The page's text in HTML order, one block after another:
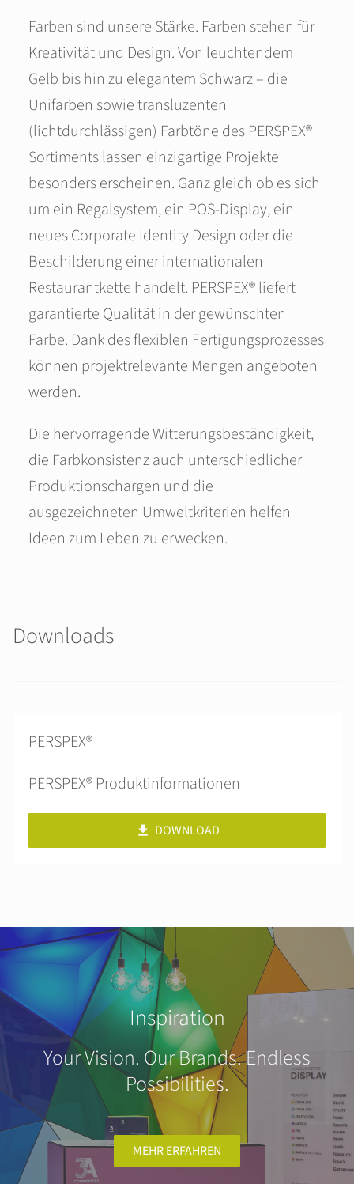
Farben sind unsere Stärke. Farben stehen für
Kreativität und Design. Von leuchtendem
Gelb bis hin zu elegantem Schwarz – die
Unifarben sowie transluzenten
(lichtdurchlässigen) Farbtöne des PERSPEX®
Sortiments lassen einzigartige Projekte
besonders erscheinen. Ganz gleich ob es sich
um ein Regalsystem, ein POS-Display, ein
neues Corporate Identity Design oder die
Beschilderung einer internationalen
Restaurantkette handelt. PERSPEX® liefert
garantierte Qualität in der gewünschten
Farbe. Dank des flexiblen Fertigungsprozesses
können projektrelevante Mengen angeboten
werden.
Die hervorragende Witterungsbeständigkeit,
die Farbkonsistenz auch unterschiedlicher
Produktionschargen und die
ausgezeichneten Umweltkriterien helfen
Ideen zum Leben zu erwecken.
Downloads
PERSPEX®
PERSPEX® Produktinformationen
DOWNLOAD
Inspiration
Your Vision. Our Brands. Endless
Possibilities.
MEHR ERFAHREN